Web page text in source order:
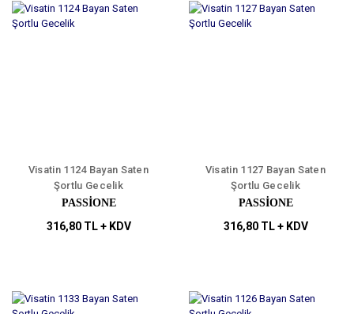
Visatin 1124 Bayan Saten
Şortlu Gecelik
PASSİONE
316,80 TL + KDV
Visatin 1127 Bayan Saten
Şortlu Gecelik
PASSİONE
316,80 TL + KDV